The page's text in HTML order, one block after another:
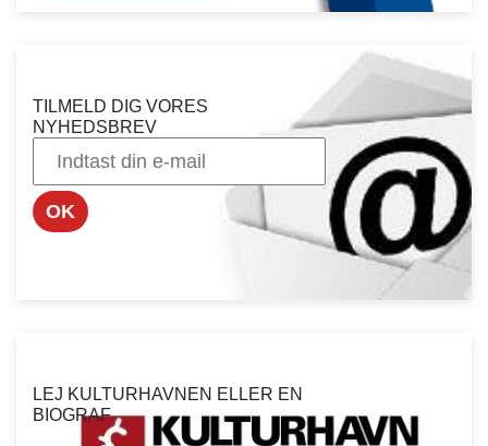
TILMELD DIG VORES
NYHEDSBREV
OK
LEJ KULTURHAVNEN ELLER EN
BIOGRAF